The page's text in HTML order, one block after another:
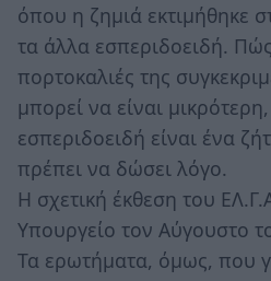
όπου η ζημιά εκτιμήθηκε
τα άλλα εσπεριδοειδή.
πορτοκαλιές της
μπορεί να είναι
εσπεριδοειδή είναι ένα
πρέπει να δώσει λόγο.
Η σχετική έκθεση του
Υπουργείο τον Αύγουστο
Τα ερωτήματα, όμως, που